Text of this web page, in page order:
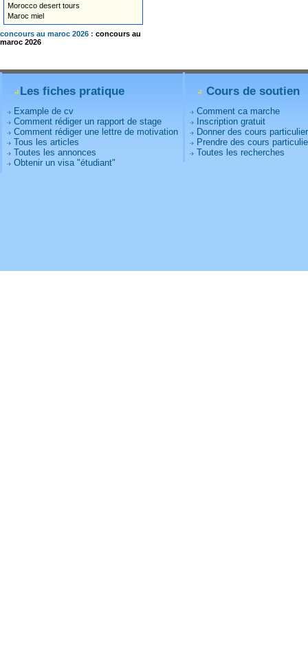
Morocco desert tours
Maroc miel
concours au maroc 2026 : concours au
maroc 2026
Les fiches pratique
Example de cv
Comment rédiger un rapport de stage
Comment rédiger une lettre de motivation
Tous les articles
Toutes les annonces
Obtenir un visa "étudiant"
Cours de soutien
Comment ca marche
Inscription gratuit
Donner des cours
Prendre des cours
Toutes les recherches